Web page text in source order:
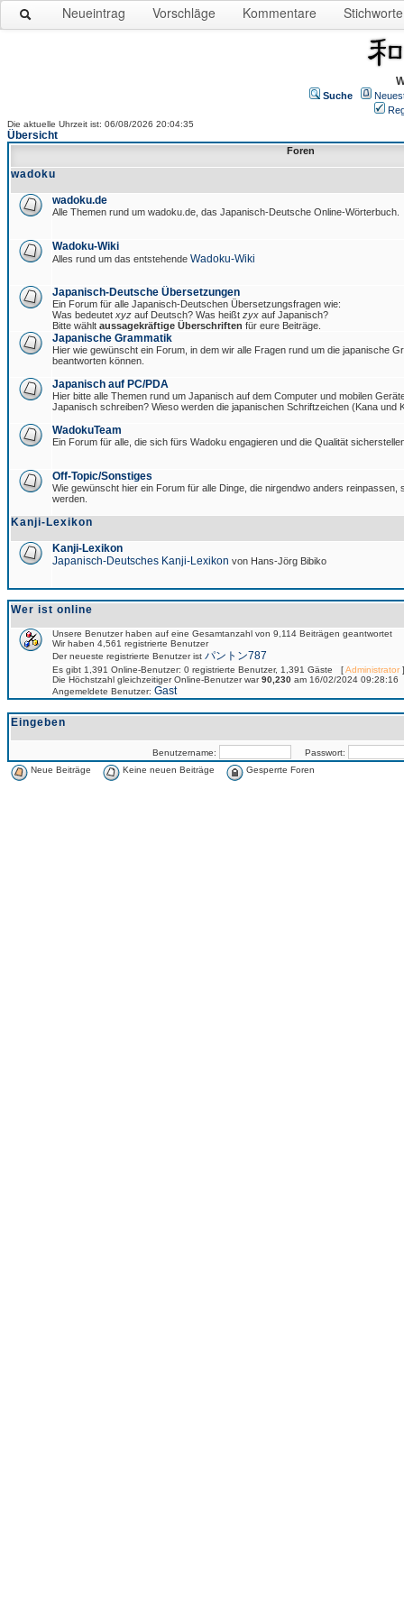
Neueintrag Vorschläge Kommentare Stichworte
Suche
Die aktuelle Uhrzeit ist: 06/08/2026 20:04:35
Übersicht
Foren
wadoku
wadoku.de
Alle Themen rund um wadoku.de, das Japanisch-Deutsche Online-Wörterbuch.
Wadoku-Wiki
Alles rund um das entstehende Wadoku-Wiki
Japanisch-Deutsche Übersetzungen
Ein Forum für alle Japanisch-Deutschen Übersetzungsfragen wie:
Was bedeutet xyz auf Deutsch? Was heißt zyx auf Japanisch?
Bitte wählt aussagekräftige Überschriften für eure Beiträge.
Japanische Grammatik
Hier wie gewünscht ein Forum, in dem wir alle Fragen rund um die japanische
beantworten können.
Japanisch auf PC/PDA
Hier bitte alle Themen rund um Japanisch auf dem Computer und mobilen
Japanisch schreiben? Wieso werden die japanischen Schriftzeichen (Kana und
WadokuTeam
Ein Forum für alle, die sich fürs Wadoku engagieren und die Qualität
Off-Topic/Sonstiges
Wie gewünscht hier ein Forum für alle Dinge, die nirgendwo anders reinpassen,
werden.
Kanji-Lexikon
Kanji-Lexikon
Japanisch-Deutsches Kanji-Lexikon von Hans-Jörg Bibiko
Wer ist online
Unsere Benutzer haben auf eine Gesamtanzahl von 9,114 Beiträgen geantwortet
Wir haben 4,561 registrierte Benutzer
Der neueste registrierte Benutzer ist パントン787
Es gibt 1,391 Online-Benutzer: 0 registrierte Benutzer, 1,391 Gäste [Administrator
Die Höchstzahl gleichzeitiger Online-Benutzer war90,230 am 16/02/2024 09:28:16
Angemeldete Benutzer: Gast
Eingeben
Benutzername:
Passwort:
Neue Beiträge
Keine neuen Beiträge Gesperrte Foren